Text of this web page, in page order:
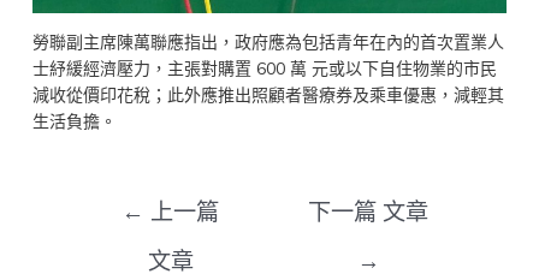
勞聯副主席陳萬聯應指出，政府應為包括青年在內的首次置業人
士紓緩經濟壓力，主張對購置 600 萬 元或以下自住物業的市民
減收從價印花稅；此外應推出照顧者醫療券及乘車優惠，減輕其
生活負擔。
← 上一篇
文章
下一篇 文章
→